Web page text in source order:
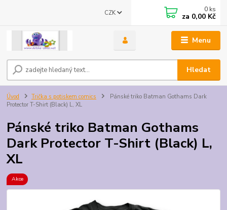
Menu
CZK
Hledat
0 ks
za 0,00 Kč
Úvod Trička s potiskem comics
Pánské triko Batman Gothams Dark
Protector T-Shirt (Black) L, XL
Pánské triko Batman Gothams
Dark Protector T-Shirt (Black) L,
XL
Akce